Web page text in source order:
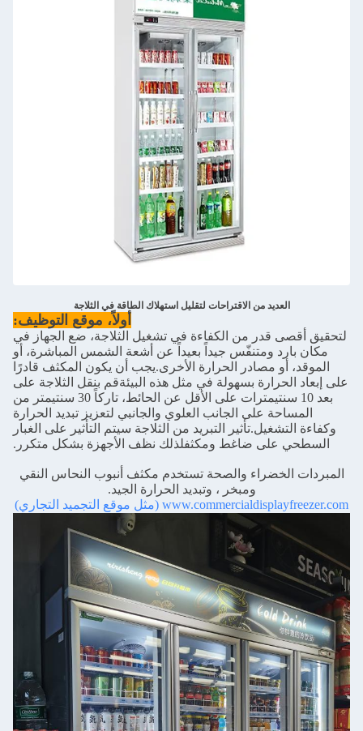
العديد من الاقتراحات لتقليل استهلاك الطاقة في الثلاجة
أولاً، موقع التوظيف:
لتحقيق أقصى قدر من الكفاءة في تشغيل الثلاجة، ضع الجهاز في
مكان بارد ومتنفّس جيداً بعيداً عن أشعة الشمس المباشرة، أو
الموقد، أو مصادر الحرارة الأخرى.يجب أن يكون المكثف قادرًا
على إبعاد الحرارة بسهولة في مثل هذه البيئةقم بنقل الثلاجة على
بعد 10 سنتيمترات على الأقل عن الحائط، تاركاً 30 سنتيمتر من
المساحة على الجانب العلوي والجانبي لتعزيز تبديد الحرارة
وكفاءة التشغيل.تأثير التبريد من الثلاجة سيتم التأثير على الغبار
السطحي على ضاغط ومكثفلذلك نظف الأجهزة بشكل متكرر.
المبردات الخضراء والصحة تستخدم مكثف أنبوب النحاس النقي
ومبخر ، وتبديد الحرارة الجيد.
www.commercialdisplayfreezer.com (مثل موقع التجميد التجاري)